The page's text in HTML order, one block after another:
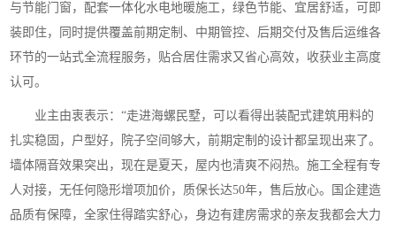
与节能门窗，配套一体化水电地暖施工，绿色节能、宜居舒适，可即
装即住，同时提供覆盖前期定制、中期管控、后期交付及售后运维各
环节的一站式全流程服务，贴合居住需求又省心高效，收获业主高度
认可。
业主由衷表示：“走进海螺民墅，可以看得出装配式建筑用料的
扎实稳固，户型好，院子空间够大，前期定制的设计都呈现出来了。
墙体隔音效果突出，现在是夏天，屋内也清爽不闷热。施工全程有专
人对接，无任何隐形增项加价，质保长达50年，售后放心。国企建造
品质有保障，全家住得踏实舒心，身边有建房需求的亲友我都会大力